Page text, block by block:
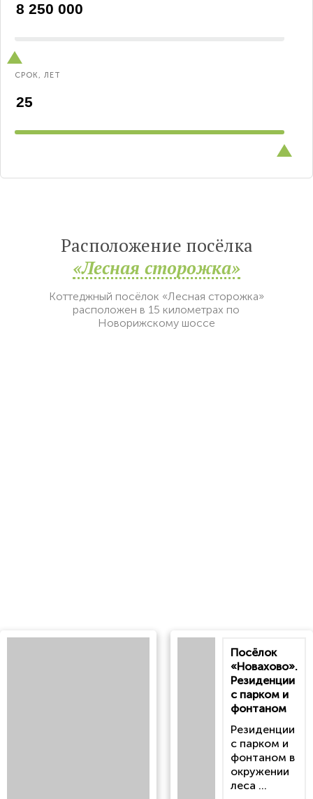
СРОК, ЛЕТ
Расположение посёлка
«Лесная сторожка»
Коттеджный посёлок «Лесная сторожка»
расположен в 15 километрах по
Новорижскому шоссе
Посёлок
«Новахово».
Резиденции
с парком и
фонтаном
Резиденции
с парком и
фонтаном в
окружении
леса ...